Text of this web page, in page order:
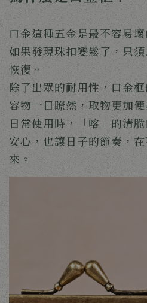
口金這種五金是最不容易壞
如果發現珠扣變鬆了，只
恢復。
除了出眾的耐用性，口金
容物一目瞭然，取物更加
日常使用時，「喀」的清
安心，也讓日子的節奏，
來。